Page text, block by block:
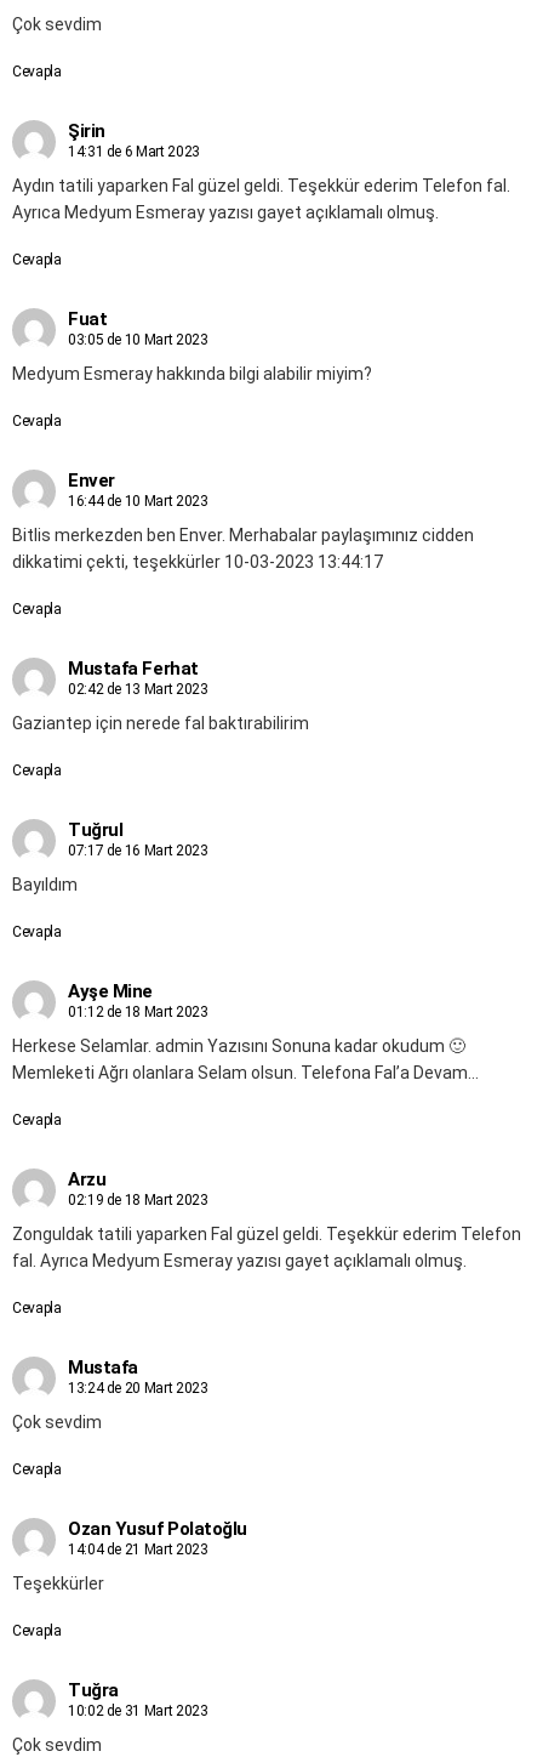
Çok sevdim
Cevapla
Şirin
14:31 de 6 Mart 2023
Aydın tatili yaparken Fal güzel geldi. Teşekkür ederim Telefon fal.
Ayrıca Medyum Esmeray yazısı gayet açıklamalı olmuş.
Cevapla
Fuat
03:05 de 10 Mart 2023
Medyum Esmeray hakkında bilgi alabilir miyim?
Cevapla
Enver
16:44 de 10 Mart 2023
Bitlis merkezden ben Enver. Merhabalar paylaşımınız cidden
dikkatimi çekti, teşekkürler 10-03-2023 13:44:17
Cevapla
Mustafa Ferhat
02:42 de 13 Mart 2023
Gaziantep için nerede fal baktırabilirim
Cevapla
Tuğrul
07:17 de 16 Mart 2023
Bayıldım
Cevapla
Ayşe Mine
01:12 de 18 Mart 2023
Herkese Selamlar. admin Yazısını Sonuna kadar okudum 🙂
Memleketi Ağrı olanlara Selam olsun. Telefona Fal’a Devam…
Cevapla
Arzu
02:19 de 18 Mart 2023
Zonguldak tatili yaparken Fal güzel geldi. Teşekkür ederim Telefon
fal. Ayrıca Medyum Esmeray yazısı gayet açıklamalı olmuş.
Cevapla
Mustafa
13:24 de 20 Mart 2023
Çok sevdim
Cevapla
Ozan Yusuf Polatoğlu
14:04 de 21 Mart 2023
Teşekkürler
Cevapla
Tuğra
10:02 de 31 Mart 2023
Çok sevdim